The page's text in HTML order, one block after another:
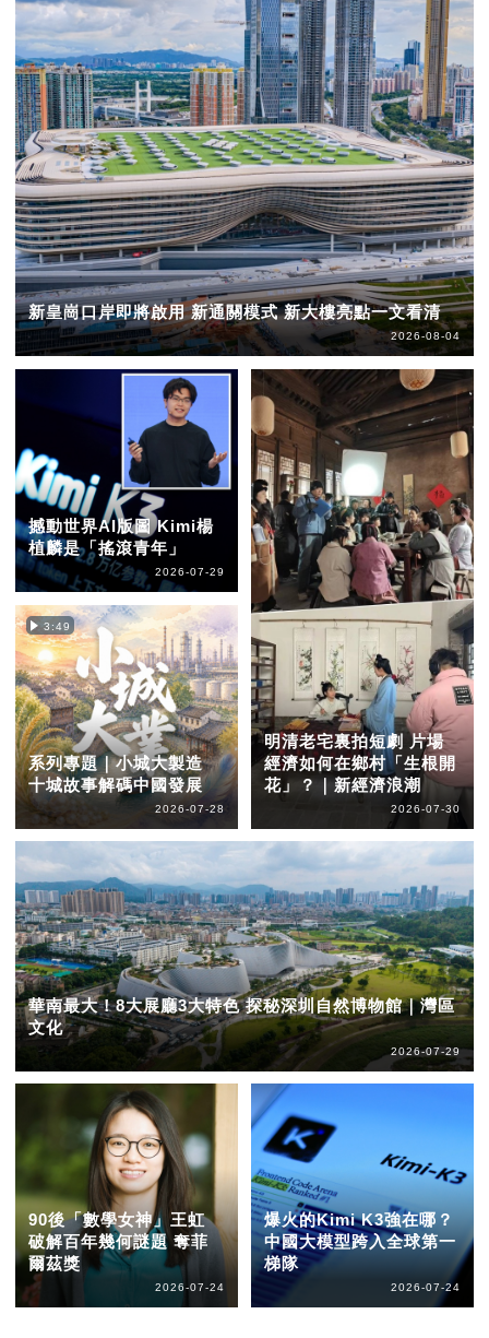
新皇崗口岸即將啟用 新通關模式 新大樓亮點一文看清
2026-08-04
撼動世界AI版圖 Kimi楊
植麟是「搖滾青年」
2026-07-29
3:49
系列專題｜小城大製造
十城故事解碼中國發展
2026-07-28
明清老宅裏拍短劇 片場
經濟如何在鄉村「生根開
花」？｜新經濟浪潮
2026-07-30
華南最大！8大展廳3大特色 探秘深圳自然博物館｜灣區
文化
2026-07-29
90後「數學女神」王虹
破解百年幾何謎題 奪菲
爾茲獎
2026-07-24
爆火的Kimi K3強在哪？
中國大模型跨入全球第一
梯隊
2026-07-24